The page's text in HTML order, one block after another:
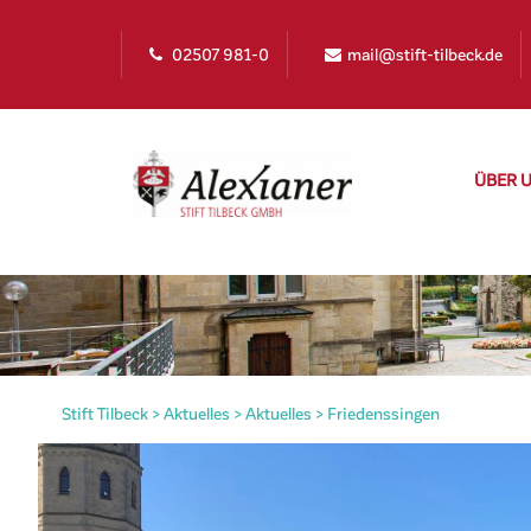
02507 981-0 mail@stift-tilbeck.de
ÜBER
Stift Tilbeck >Aktuelles >Aktuelles > Friedenssingen